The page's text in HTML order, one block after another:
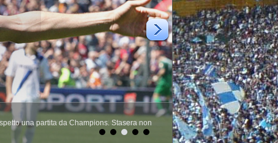
non cerca scuse per il ko del Napoli